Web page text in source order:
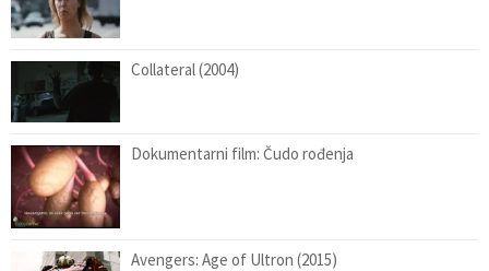
Collateral (2004)
Dokumentarni film: Čudo rođenja
Avengers: Age of Ultron (2015)